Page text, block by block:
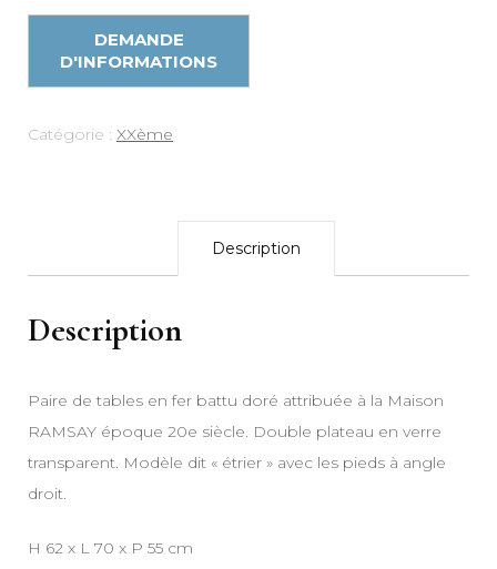
Catégorie : XXème
Description
Description
Paire de tables en fer battu doré attribuée à la Maison
RAMSAY époque 20e siècle. Double plateau en verre
transparent. Modèle dit « étrier » avec les pieds à angle
droit.
H 62 x L 70 x P 55 cm